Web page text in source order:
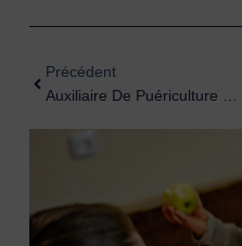
Précédent
Auxiliaire De Puériculture Vs Aide-Soignante : Quel Métier Choisir ?